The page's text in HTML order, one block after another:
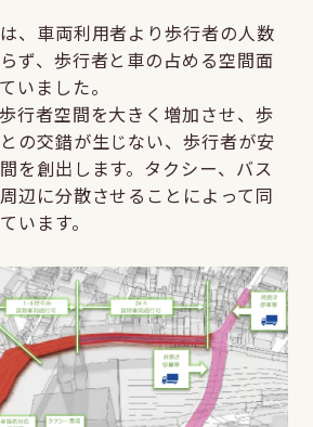
、車両利用者より歩行者の人数
ず、歩行者と車の占める空間面
いました。
行者空間を大きく増加させ、歩
の交錯が生じない、歩行者が安
を創出します。タクシー、バス
辺に分散させることによって同
います。